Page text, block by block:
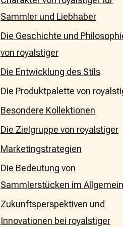
Sammler und Liebhaber
Die Geschichte und
von royalstiger
Die Entwicklung des Stils
Die Produktpalette von
Besondere Kollektionen
Die Zielgruppe von royalstiger
Marketingstrategien
Die Bedeutung von
Sammlerstücken im
Zukunftsperspektiven und
Innovationen bei royalstiger